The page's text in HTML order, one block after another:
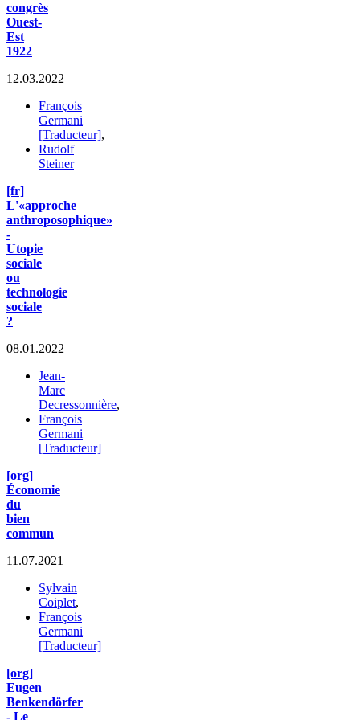
congrès
Ouest-
Est
1922
12.03.2022
François
Germani
[Traducteur],
Rudolf
Steiner
[fr]
L'«approche
anthroposophique»
-
Utopie
sociale
ou
technologie
sociale
?
08.01.2022
Jean-
Marc
Decressonnière,
François
Germani
[Traducteur]
[org]
Économie
du
bien
commun
11.07.2021
Sylvain
Coiplet,
François
Germani
[Traducteur]
[org]
Eugen
Benkendörfer
- Le